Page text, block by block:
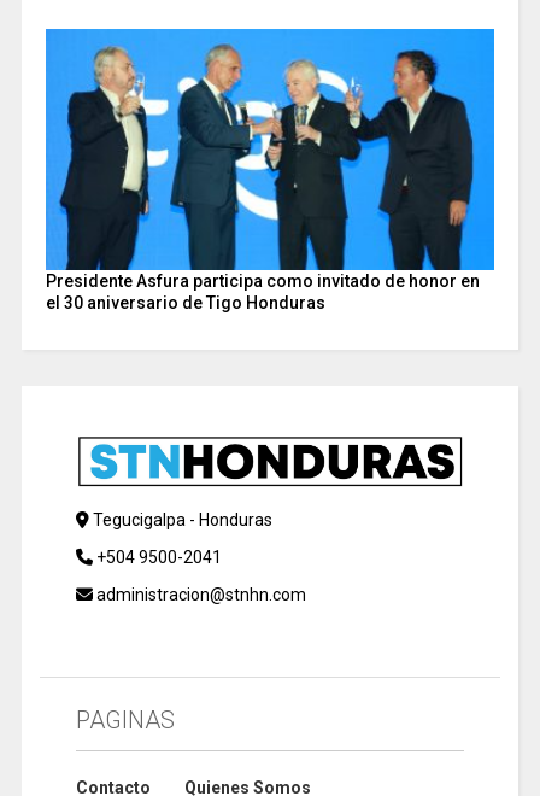
Presidente Asfura participa como invitado de honor en
el 30 aniversario de Tigo Honduras
Tegucigalpa - Honduras
+504 9500-2041
administracion@stnhn.com
PAGINAS
Contacto Quienes Somos